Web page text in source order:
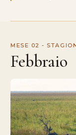
MESE 02 -
Febbraio